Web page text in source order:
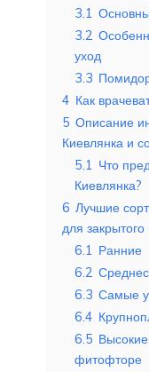
3.1
3.2
уход
3.3
4 Как
5 Описание
Киевлянка и
5.1 Что
Киевлянка?
6 Лучшие
для закрытого
6.1 Ранние
6.2
6.3 Самые
6.4
6.5
фитофторе